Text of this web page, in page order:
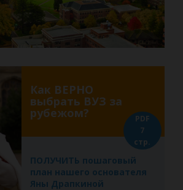
Как ВЕРНО
выбрать ВУЗ за
рубежом?
ПОЛУЧИТЬ пошаговый
план нашего основателя
Яны Драпкиной
PDF
7
стр.